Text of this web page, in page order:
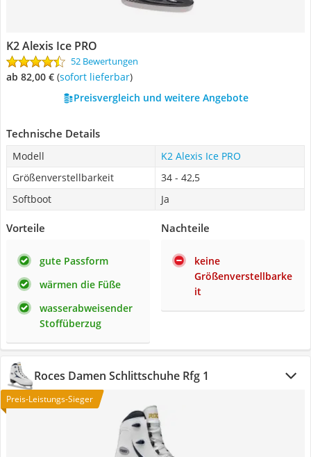
K2 Alexis Ice PRO
52 Bewertungen
ab 82,00 € ( Sofort lieferbar)
Preisvergleich und weitere Angebote
Technische Details
Modell
K2 Alexis Ice PRO
Größenverstellbarkeit
34 - 42,5
Softboot
Ja
Vorteile
gute Passform
wärmen die Füße
wasserabweisender
Stoffüberzug
Nachteile
keine
Größenverstellbarke
it
Roces Damen Schlittschuhe Rfg 1
Preis-Leistungs-Sieger